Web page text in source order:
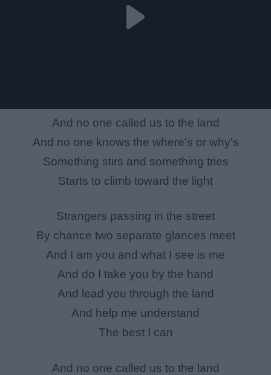
And no one called us to the land
And no one knows the where's or why's
Something stirs and something tries
Starts to climb toward the light
Strangers passing in the street
By chance two separate glances meet
And I am you and what I see is me
And do I take you by the hand
And lead you through the land
And help me understand
The best I can
And no one called us to the land